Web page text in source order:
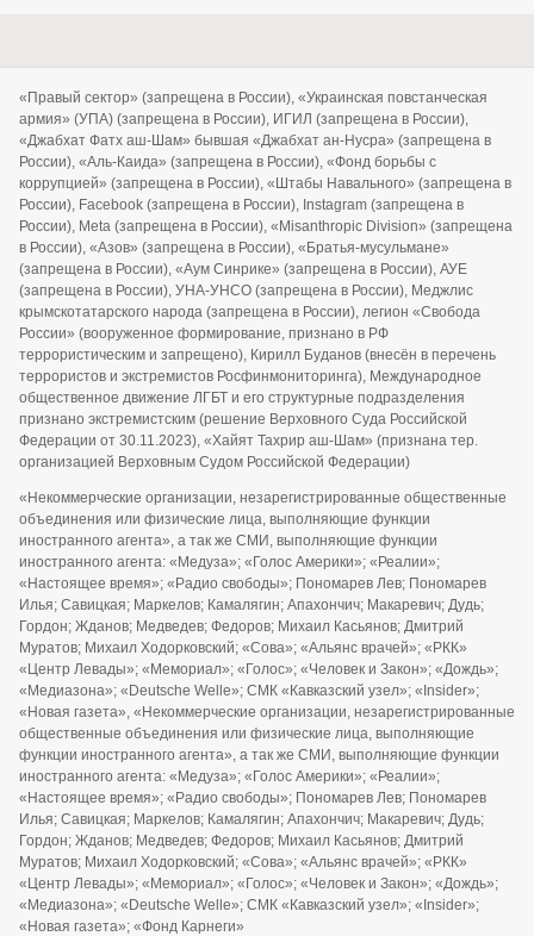
«Правый сектор» (запрещена в России), «Украинская повстанческая
армия» (УПА) (запрещена в России), ИГИЛ (запрещена в России),
«Джабхат Фатх аш-Шам» бывшая «Джабхат ан-Нусра» (запрещена в
России), «Аль-Каида» (запрещена в России), «Фонд борьбы с
коррупцией» (запрещена в России), «Штабы Навального» (запрещена в
России), Facebook (запрещена в России), Instagram (запрещена в
России), Meta (запрещена в России), «Misanthropic Division» (запрещена
в России), «Азов» (запрещена в России), «Братья-мусульмане»
(запрещена в России), «Аум Синрике» (запрещена в России), АУЕ
(запрещена в России), УНА-УНСО (запрещена в России), Меджлис
крымскотатарского народа (запрещена в России), легион «Свобода
России» (вооруженное формирование, признано в РФ
террористическим и запрещено), Кирилл Буданов (внесён в перечень
террористов и экстремистов Росфинмониторинга), Международное
общественное движение ЛГБТ и его структурные подразделения
признано экстремистским (решение Верховного Суда Российской
Федерации от 30.11.2023), «Хайят Тахрир аш-Шам» (признана тер.
организацией Верховным Судом Российской Федерации)
«Некоммерческие организации, незарегистрированные общественные
объединения или физические лица, выполняющие функции
иностранного агента», а так же СМИ, выполняющие функции
иностранного агента: «Медуза»; «Голос Америки»; «Реалии»;
«Настоящее время»; «Радио свободы»; Пономарев Лев; Пономарев
Илья; Савицкая; Маркелов; Камалягин; Апахончич; Макаревич; Дудь;
Гордон; Жданов; Медведев; Федоров; Михаил Касьянов; Дмитрий
Муратов; Михаил Ходорковский; «Сова»; «Альянс врачей»; «РКК»
«Центр Левады»; «Мемориал»; «Голос»; «Человек и Закон»; «Дождь»;
«Медиазона»; «Deutsche Welle»; СМК «Кавказский узел»; «Insider»;
«Новая газета», «Некоммерческие организации, незарегистрированные
общественные объединения или физические лица, выполняющие
функции иностранного агента», а так же СМИ, выполняющие функции
иностранного агента: «Медуза»; «Голос Америки»; «Реалии»;
«Настоящее время»; «Радио свободы»; Пономарев Лев; Пономарев
Илья; Савицкая; Маркелов; Камалягин; Апахончич; Макаревич; Дудь;
Гордон; Жданов; Медведев; Федоров; Михаил Касьянов; Дмитрий
Муратов; Михаил Ходорковский; «Сова»; «Альянс врачей»; «РКК»
«Центр Левады»; «Мемориал»; «Голос»; «Человек и Закон»; «Дождь»;
«Медиазона»; «Deutsche Welle»; СМК «Кавказский узел»; «Insider»;
«Новая газета»; «Фонд Карнеги»